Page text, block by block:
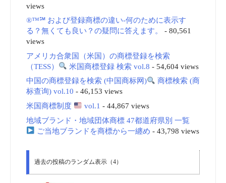
views
®™℠ および登録商標の違い-何のために表示す
る？無くても良い？の疑問に答えます。
- 80,561
views
アメリカ合衆国（米国）の商標登録を検索
（TESS）
米国商標登録 検索 vol.8 - 54,604 views
中国の商標登録を検索 (中国商标网)
商標検索 (商
标查询) vol.10 - 46,153 views
米国商標制度
vol.1 - 44,867 views
地域ブランド・地域団体商標 47都道府県別 一覧
ご当地ブランドを商標から一纏め - 43,798 views
過去の投稿のランダム表示（4）